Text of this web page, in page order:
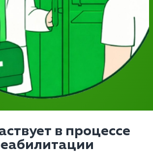
в процессе